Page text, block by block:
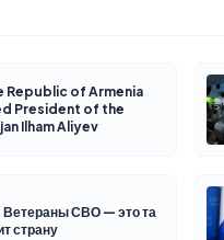
Republic of Armenia
President of the
Ilham Aliyev
СВО — это та
страну